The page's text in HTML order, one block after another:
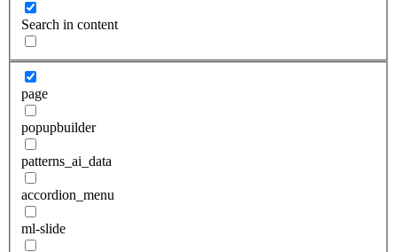
Search in content
page
popupbuilder
patterns_ai_data
accordion_menu
ml-slide